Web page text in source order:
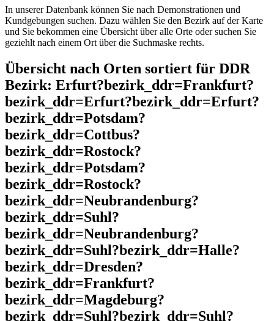
In unserer Datenbank können Sie nach Demonstrationen und
Kundgebungen suchen. Dazu wählen Sie den Bezirk auf der Karte
und Sie bekommen eine Übersicht über alle Orte oder suchen Sie
geziehlt nach einem Ort über die Suchmaske rechts.
Übersicht nach Orten sortiert für DDR
Bezirk: Erfurt?bezirk_ddr=Frankfurt?
bezirk_ddr=Erfurt?bezirk_ddr=Erfurt?
bezirk_ddr=Potsdam?
bezirk_ddr=Cottbus?
bezirk_ddr=Rostock?
bezirk_ddr=Potsdam?
bezirk_ddr=Rostock?
bezirk_ddr=Neubrandenburg?
bezirk_ddr=Suhl?
bezirk_ddr=Neubrandenburg?
bezirk_ddr=Suhl?bezirk_ddr=Halle?
bezirk_ddr=Dresden?
bezirk_ddr=Frankfurt?
bezirk_ddr=Magdeburg?
bezirk_ddr=Suhl?bezirk_ddr=Suhl?